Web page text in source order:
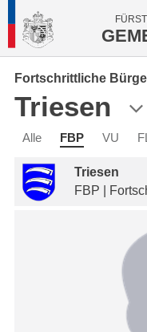
Fortschrittliche
Triesen
Alle FBP VU FL
Triesen
FBP |